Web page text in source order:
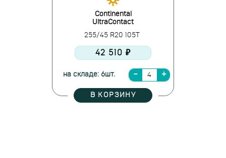
Continental
UltraContact
255/45 R20 105T
42 510 ₽
на складе: 6шт.
В КОРЗИНУ